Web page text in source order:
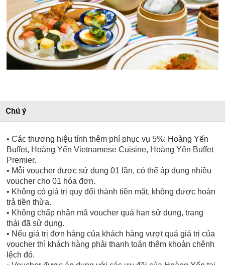
Chú ý
• Các thương hiệu tính thêm phí phục vụ 5%: Hoàng Yến
Buffet, Hoàng Yến Vietnamese Cuisine, Hoàng Yến Buffet
Premier.
• Mỗi voucher được sử dụng 01 lần, có thể áp dụng nhiều
voucher cho 01 hóa đơn.
• Không có giá trị quy đổi thành tiền mặt, không được hoàn
trả tiền thừa.
• Không chấp nhận mã voucher quá hạn sử dụng, trạng
thái đã sử dụng.
• Nếu giá trị đơn hàng của khách hàng vượt quá giá trị của
voucher thì khách hàng phải thanh toán thêm khoản chênh
lệch đó.